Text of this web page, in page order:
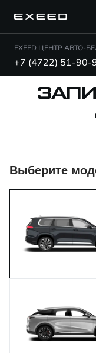
EXEED ЦЕНТР АВТО-
+7 (4722) 51-90-
Выберите